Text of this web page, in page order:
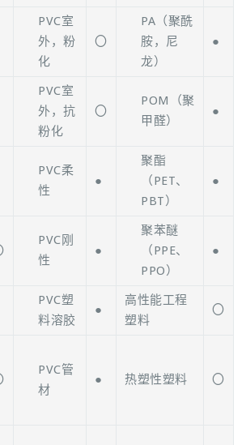
PVC室
外，粉
化
〇
PA（聚酰
胺，尼
龙）
●
PVC室
外，抗
粉化
〇
POM（聚
甲醛）
●
PVC柔
性
●
聚酯
（PET、
PBT）
●
PVC刚
性
●
聚苯醚
（PPE、
PPO）
●
PVC塑
料溶胶
●
高性能工程
塑料
〇
PVC管
材
● 热塑性塑料 〇